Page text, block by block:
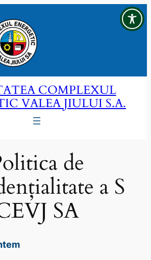
COMPLEXUL
VALEA JIULUI S.A.
de
a S
SA